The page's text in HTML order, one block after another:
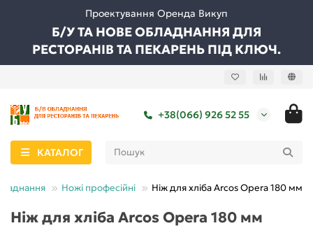
Проектування Оренда Викуп
Б/У ТА НОВЕ ОБЛАДНАННЯ ДЛЯ
РЕСТОРАНІВ ТА ПЕКАРЕНЬ ПІД КЛЮЧ.
+38(066) 926 52 55
КАТАЛОГ
Ножі професійні Ніж для хліба Arcos Opera 180 мм
Ніж для хліба Arcos Opera 180 мм